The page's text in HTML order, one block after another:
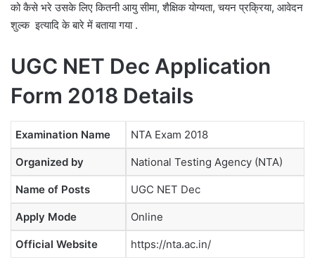
को कैसे भरे उसके लिए कितनी आयु सीमा, शैक्षिक योग्यता, चयन प्रक्रिया, आवेदन
शुल्क इत्यादि के बारे में बताया गया .
UGC NET Dec Application
Form 2018 Details
Examination Name NTA Exam 2018
Organized by National Testing Agency (NTA)
Name of Posts UGC NET Dec
Apply Mode Online
Official Website https://nta.ac.in/